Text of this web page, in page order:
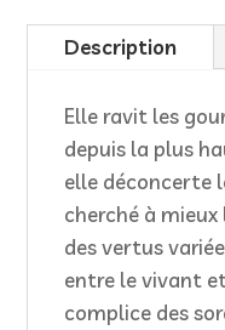
Description
Elle ravit les
depuis la plus
elle déconcerte
cherché à
des vertus
entre le vivant et
complice des